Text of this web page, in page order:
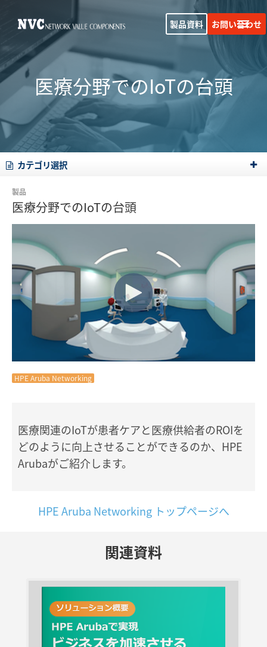
製品資料 お問い合わせ
医療分野でのIoTの台頭
カテゴリ選択
製品
医療分野でのIoTの台頭
HPE Aruba Networking
医療関連のIoTが患者ケアと医療供給者のROIを
どのように向上させることができるのか、HPE
Arubaがご紹介します。
HPE Aruba Networking トップページへ
関連資料